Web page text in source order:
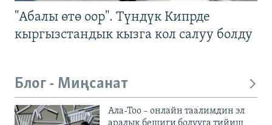
"Абалы өтө оор". Түндүк Кипрде
кыргызстандык кызга кол салуу болду
Блог - Миңсанат
Ала-Тоо – онлайн таалимдин эл